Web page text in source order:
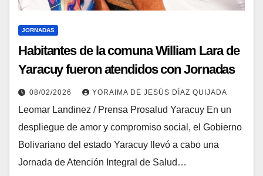
JORNADAS
Habitantes de la comuna William Lara de
Yaracuy fueron atendidos con Jornadas
Especiales de Salud Integral
08/02/2026 YORAIMA DE JESÚS DÍAZ QUIJADA
Leomar Landinez / Prensa Prosalud Yaracuy​ En un
despliegue de amor y compromiso social, el Gobierno
Bolivariano del estado Yaracuy llevó a cabo una
Jornada de Atención Integral de Salud…